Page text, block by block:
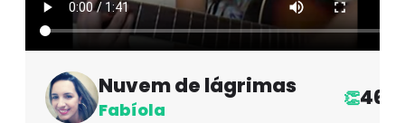
Nuvem de lágrimas
Fabíola
👏46